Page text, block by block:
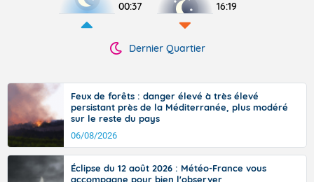
00:37 16:19
Dernier Quartier
Feux de forêts : danger élevé à très élevé
persistant près de la Méditerranée, plus modéré
sur le reste du pays
06/08/2026
Éclipse du 12 août 2026 : Météo-France vous
accompagne pour bien l'observer